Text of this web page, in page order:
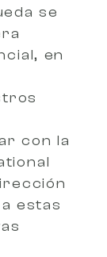
se
en
con la
estas